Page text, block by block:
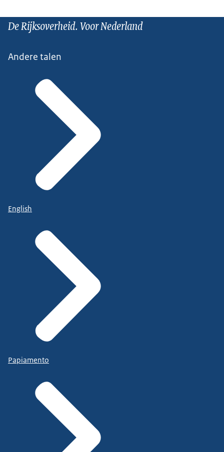
De Rijksoverheid. Voor Nederland
Andere talen
English
Papiamento